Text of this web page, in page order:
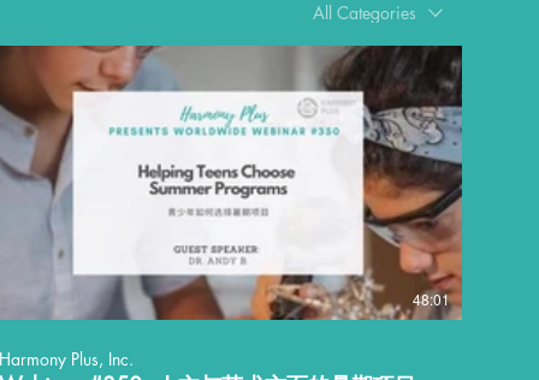
All Categories
48:01
Harmony Plus, Inc.